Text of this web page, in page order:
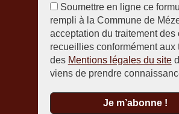
Soumettre en ligne ce
rempli à la Commune de
acceptation du traitement des
recueillies conformément aux
des Mentions légales du site
viens de prendre